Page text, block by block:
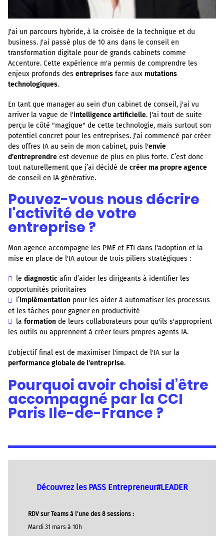
J'ai un parcours hybride, à la croisée de la technique et du
business. J'ai passé plus de 10 ans dans le conseil en
transformation digitale pour de grands cabinets comme
Accenture. Cette expérience m'a permis de comprendre les
enjeux profonds des entreprises face aux mutations
technologiques.
En tant que manager au sein d'un cabinet de conseil, j'ai vu
arriver la vague de l'intelligence artificielle. J'ai tout de suite
perçu le côté "magique" de cette technologie, mais surtout son
potentiel concret pour les entreprises. J'ai commencé par créer
des offres IA au sein de mon cabinet, puis l'envie
d'entreprendre est devenue de plus en plus forte. C’est donc
tout naturellement que j’ai décidé de créer ma propre agence
de conseil en IA générative.
Pouvez-vous nous décrire
l'activité de votre
entreprise ?
Mon agence accompagne les PME et ETI dans l'adoption et la
mise en place de l'IA autour de trois piliers stratégiques :
lediagnostic afin d’aider les dirigeants à identifier les
opportunités prioritaires
l’implémentation pour les aider à automatiser les processus
et les tâches pour gagner en productivité
laformation de leurs collaborateurs pour qu'ils s'approprient
les outils ou apprennent à créer leurs propres agents IA.
L'objectif final est de maximiser l'impact de l'IA sur la
performance globale de l'entreprise.
Pourquoi avoir choisi d’être
accompagné par la CCI
Paris Ile-de-France ?
Découvrez les PASS Entrepreneur#LEADER
RDV sur Teams à l'une des 8 sessions :
Mardi 31 mars à 10h